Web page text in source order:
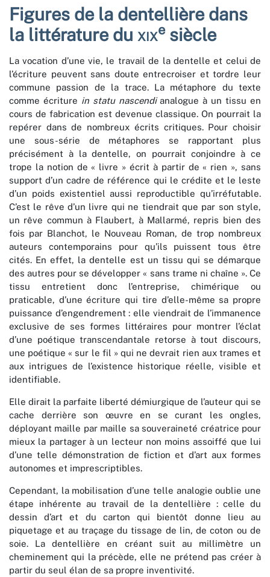
Figures de la dentellière dans
la littérature du xixe siècle
La vocation d’une vie, le travail de la dentelle et celui de
l’écriture peuvent sans doute entrecroiser et tordre leur
commune passion de la trace. La métaphore du texte
comme écriture in statu nascendianalogue à un tissu en
cours de fabrication est devenue classique. On pourrait la
repérer dans de nombreux écrits critiques. Pour choisir
une sous-série de métaphores se rapportant plus
précisément à la dentelle, on pourrait conjoindre à ce
trope la notion de « livre » écrit à partir de « rien », sans
support d’un cadre de référence qui le crédite et le leste
d’un poids existentiel aussi reproductible qu’irréfutable.
C’est le rêve d’un livre qui ne tiendrait que par son style,
un rêve commun à Flaubert, à Mallarmé, repris bien des
fois par Blanchot, le Nouveau Roman, de trop nombreux
auteurs contemporains pour qu’ils puissent tous être
cités. En effet, la dentelle est un tissu qui se démarque
des autres pour se développer « sans trame ni chaîne ». Ce
tissu entretient donc l’entreprise, chimérique ou
praticable, d’une écriture qui tire d’elle-même sa propre
puissance d’engendrement : elle viendrait de l’immanence
exclusive de ses formes littéraires pour montrer l’éclat
d’une poétique transcendantale retorse à tout discours,
une poétique « sur le fil » qui ne devrait rien aux trames et
aux intrigues de l’existence historique réelle, visible et
identifiable.
Elle dirait la parfaite liberté démiurgique de l’auteur qui se
cache derrière son œuvre en se curant les ongles,
déployant maille par maille sa souveraineté créatrice pour
mieux la partager à un lecteur non moins assoiffé que lui
d’une telle démonstration de fiction et d’art aux formes
autonomes et imprescriptibles.
Cependant, la mobilisation d’une telle analogie oublie une
étape inhérente au travail de la dentellière : celle du
dessin d’art et du carton qui bientôt donne lieu au
piquetage et au traçage du tissage de lin, de coton ou de
soie. La dentellière en créant suit au millimètre un
cheminement qui la précède, elle ne prétend pas créer à
partir du seul élan de sa propre inventivité.